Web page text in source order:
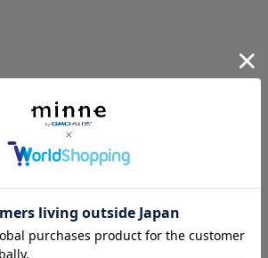
ント